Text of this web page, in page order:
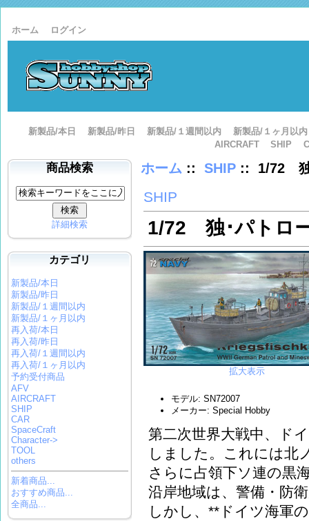
ホーム ログイン
新製品/本日 新製品/昨日 新製品/１週間以内
新製品/１ヶ月以内
AIRCRAFT
SHIP
商品検索
詳細検索
カテゴリ
新製品/本日
新製品/昨日
新製品/１週間以内
新製品/１ヶ月以内
再入荷/本日
再入荷/昨日
再入荷/１週間以内
再入荷/１ヶ月以内
予約受付商品
AFV
AIRCRAFT
SHIP
CAR
SpaceCraft
Character->
TOOL
others
新着商品...
おすすめ商品...
全商品...
ホーム ::SHIP :: 1/72 独
SHIP
1/72 独･パトロ
拡大表示
モデル: SN72007
メーカー: Special Hobby
第二次世界大戦中、ド
しました。これには北
さらに占領下ソ連の黒
沿岸地域は、警備・防
しかし、**ドイツ海軍